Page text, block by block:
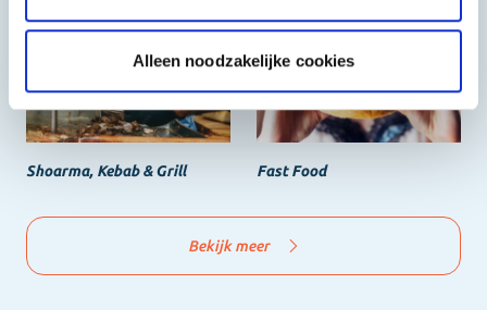
Alleen noodzakelijke cookies
Shoarma, Kebab & Grill Fast Food
Bekijk meer